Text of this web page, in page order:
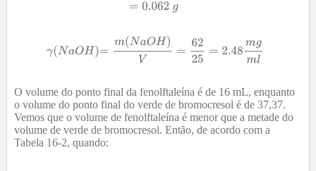
O volume do ponto final da fenolftaleína é de 16 mL, enquanto
o volume do ponto final do verde de bromocresol é de 37,37.
Vemos que o volume de fenolftaleína é menor que a metade do
volume de verde de bromocresol. Então, de acordo com a
Tabela 16-2, quando: